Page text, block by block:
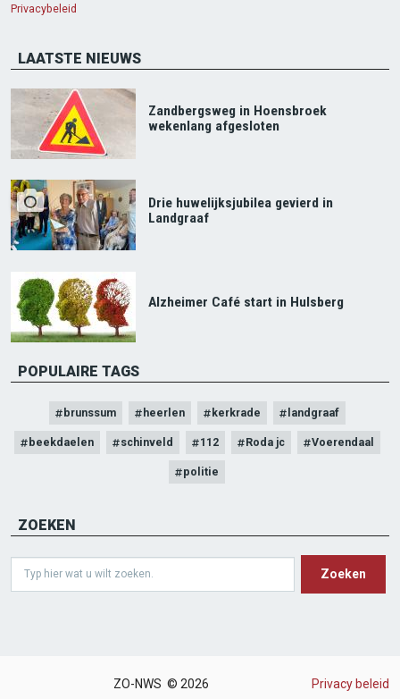
Privacybeleid
LAATSTE NIEUWS
Zandbergsweg in Hoensbroek
wekenlang afgesloten
Drie huwelijksjubilea gevierd in
Landgraaf
Alzheimer Café start in Hulsberg
POPULAIRE TAGS
brunssum heerlen kerkrade landgraaf
beekdaelen schinveld 112 Roda jc Voerendaal
politie
ZOEKEN
ZO-NWS © 2026 Privacy beleid